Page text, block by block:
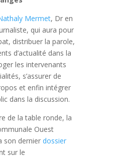
Mermet, Dr en
qui aura pour
distribuer la parole,
d’actualité dans la
les intervenants
s’assurer de
et enfin intégrer
dans la discussion.
de la table ronde, la
Ouest
son dernier dossier
sur le